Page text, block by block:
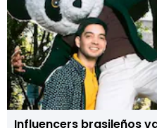
Influencers brasileños